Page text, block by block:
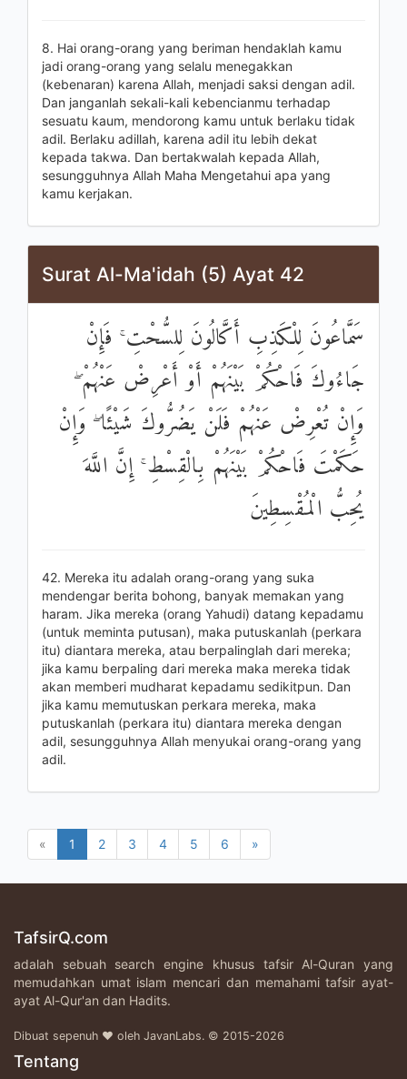
8. Hai orang-orang yang beriman hendaklah kamu
jadi orang-orang yang selalu menegakkan
(kebenaran) karena Allah, menjadi saksi dengan adil.
Dan janganlah sekali-kali kebencianmu terhadap
sesuatu kaum, mendorong kamu untuk berlaku tidak
adil. Berlaku adillah, karena adil itu lebih dekat
kepada takwa. Dan bertakwalah kepada Allah,
sesungguhnya Allah Maha Mengetahui apa yang
kamu kerjakan.
Surat Al-Ma'idah (5) Ayat 42
سَمَّاعُونَ لِلْكَذِبِ أَكَّالُونَ لِلسُّحْتِ ۚ فَإِنْ
جَاءُوكَ فَاحْكُمْ بَيْنَهُمْ أَوْ أَعْرِضْ عَنْهُمْ ۖ
وَإِنْ تُعْرِضْ عَنْهُمْ فَلَنْ يَضُرُّوكَ شَيْئًا ۖ وَإِنْ
حَكَمْتَ فَاحْكُمْ بَيْنَهُمْ بِالْقِسْطِ ۚ إِنَّ اللَّهَ
يُحِبُّ الْمُقْسِطِينَ
42. Mereka itu adalah orang-orang yang suka
mendengar berita bohong, banyak memakan yang
haram. Jika mereka (orang Yahudi) datang kepadamu
(untuk meminta putusan), maka putuskanlah (perkara
itu) diantara mereka, atau berpalinglah dari mereka;
jika kamu berpaling dari mereka maka mereka tidak
akan memberi mudharat kepadamu sedikitpun. Dan
jika kamu memutuskan perkara mereka, maka
putuskanlah (perkara itu) diantara mereka dengan
adil, sesungguhnya Allah menyukai orang-orang yang
adil.
« 1 2 3 4 5 6 »
TafsirQ.com
adalah sebuah search engine khusus tafsir Al-Quran yang
memudahkan umat islam mencari dan memahami tafsir ayat-
ayat Al-Qur'an dan Hadits.
Dibuat sepenuh ♥ oleh JavanLabs. © 2015-2026
Tentang